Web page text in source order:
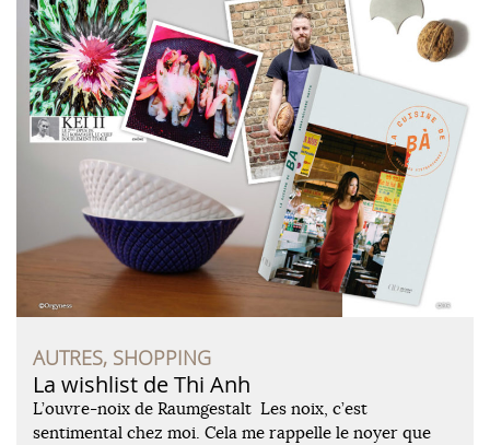
AUTRES, SHOPPING
La wishlist de Thi Anh
L’ouvre-noix de Raumgestalt Les noix, c’est
sentimental chez moi. Cela me rappelle le noyer que